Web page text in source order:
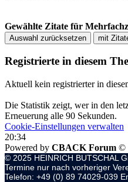
Gewählte Zitate für
Auswahl zurücksetzen mit
Registrierte in diesem
Aktuell kein registrierter in
Die Statistik zeigt, wer in den
Erneuerung alle 90 Sekunden.
Cookie-Einstellungen verwalten
20:34
Powered by CBACK Forum ©
© 2025 HEINRICH BUTSCHAL
Termine nur nach vorheriger
Telefon: +49 (0) 89 74029-039